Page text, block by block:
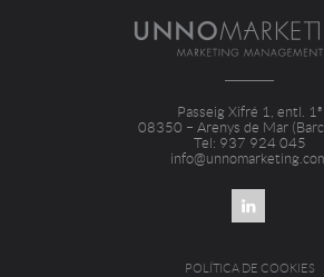
Passeig Xifré 1, entl. 1ª
08350 – Arenys de Mar
Tel: 937 924 045
POLÍTICA DE COOKIES